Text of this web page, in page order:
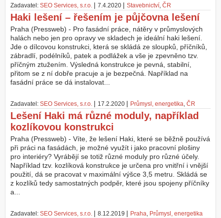
Zadavatel: SEO Services, s.r.o. | 7.4.2020 | Stavebnictví, ČR
Haki lešení – řešením je půjčovna lešení
Praha (Pressweb) - Pro fasádní práce, nátěry v průmyslových
halách nebo jen pro opravy ve skladech je ideální haki lešení.
Jde o dílcovou konstrukci, která se skládá ze sloupků, příčníků,
zábradlí, podélníků, patek a podlážek a vše je zpevněno tzv.
příčným ztužením. Výsledná konstrukce je pevná, stabilní,
přitom se z ní dobře pracuje a je bezpečná. Například na
fasádní práce se dá instalovat...
Zadavatel: SEO Services, s.r.o. | 17.2.2020 | Průmysl, energetika, ČR
Lešení Haki má různé moduly, například
kozlíkovou konstrukci
Praha (Pressweb) - Víte, že lešení Haki, které se běžně používá
při práci na fasádách, je možné využít i jako pracovní plošiny
pro interiéry? Vyrábějí se totiž různé moduly pro různé účely.
Například tzv. kozlíková konstrukce je určena pro vnitřní i vnější
použití, dá se pracovat v maximální výšce 3,5 metru. Skládá se
z kozlíků tedy samostatných podpěr, které jsou spojeny příčníky
a...
Zadavatel: SEO Services, s.r.o. | 8.12.2019 | Praha, Průmysl, energetika